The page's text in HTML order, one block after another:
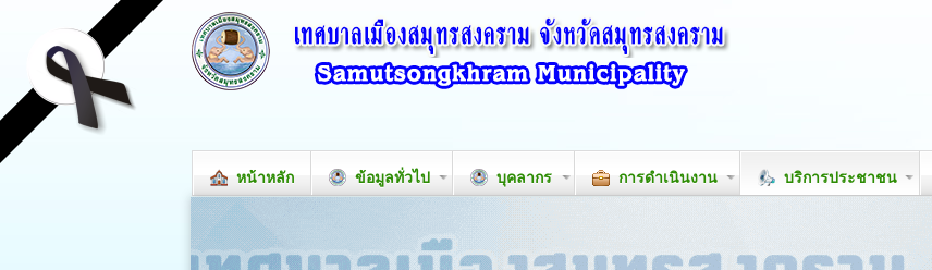
หน้าหลัก ข้อมูลทั่วไป บุคลากร การดำเนินงาน บริการประชาชน